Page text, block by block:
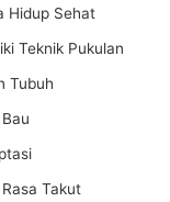
Hidup Sehat
Teknik Pukulan
Tubuh
Takut